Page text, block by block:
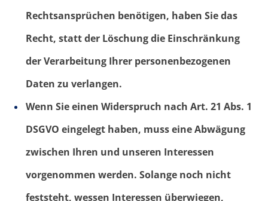
Rechtsansprüchen benötigen, haben Sie das
Recht, statt der Löschung die Einschränkung
der Verarbeitung Ihrer personenbezogenen
Daten zu verlangen.
Wenn Sie einen Widerspruch nach Art. 21 Abs. 1
DSGVO eingelegt haben, muss eine Abwägung
zwischen Ihren und unseren Interessen
vorgenommen werden. Solange noch nicht
feststeht, wessen Interessen überwiegen,